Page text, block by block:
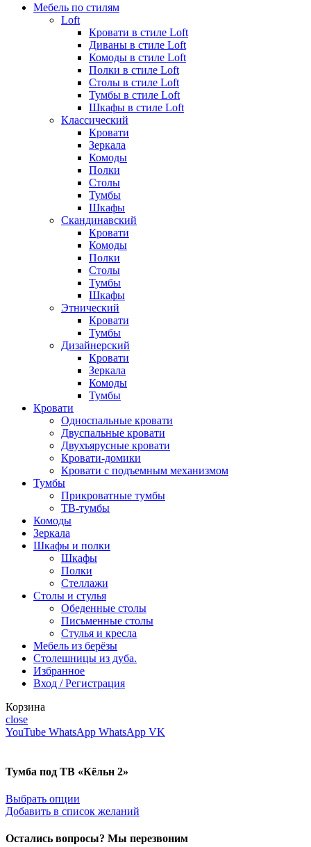
Мебель по стилям
Loft
Кровати в стиле Loft
Диваны в стиле Loft
Комоды в стиле Loft
Полки в стиле Loft
Столы в стиле Loft
Тумбы в стиле Loft
Шкафы в стиле Loft
Классический
Кровати
Зеркала
Комоды
Полки
Столы
Тумбы
Шкафы
Скандинавский
Кровати
Комоды
Полки
Столы
Тумбы
Шкафы
Этнический
Кровати
Тумбы
Дизайнерский
Кровати
Зеркала
Комоды
Тумбы
Кровати
Односпальные кровати
Двуспальные кровати
Двухъярусные кровати
Кровати-домики
Кровати с подъемным механизмом
Тумбы
Прикроватные тумбы
ТВ-тумбы
Комоды
Зеркала
Шкафы и полки
Шкафы
Полки
Стеллажи
Столы и стулья
Обеденные столы
Письменные столы
Стулья и кресла
Мебель из берёзы
Столешницы из дуба.
Избранное
Вход / Регистрация
Корзина
close
YouTube WhatsApp WhatsApp VK
Тумба под ТВ «Кёльн 2»
Выбрать опции
Добавить в список желаний
Остались вопросы? Мы перезвоним